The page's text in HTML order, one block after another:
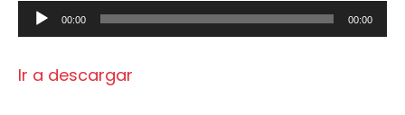
Reproductor
de
audio
00:00 00:00
Ir a descargar